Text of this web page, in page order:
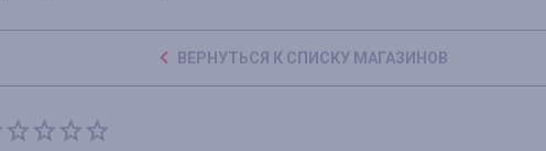
ВЕРНУТЬСЯ К СПИСКУ МАГАЗИНОВ